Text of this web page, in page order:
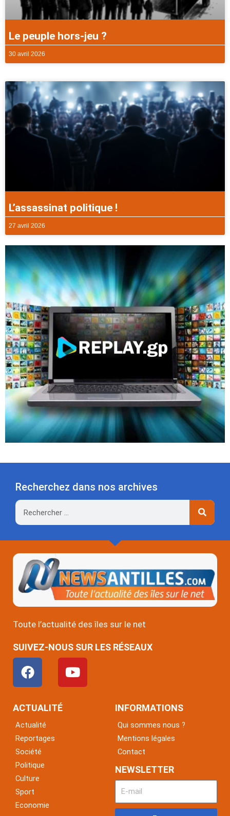
Le peuple hors-jeu ?
30 avril 2026
L’assassinat politique !
27 avril 2026
Recherchez dans nos archives
Rechercher
Toute l’actualité des îles sur le net
SUIVEZ-NOUS SUR LES RÉSEAUX
F
a
c
e
o
o
k
Y
o
u
ACTUALITÉ
Actualité
Reportages
Société
Politique
Culture
Sport
Economie
INFORMATIONS
Qui sommes nous ?
Mentions légales
Contact
NEWSLETTER